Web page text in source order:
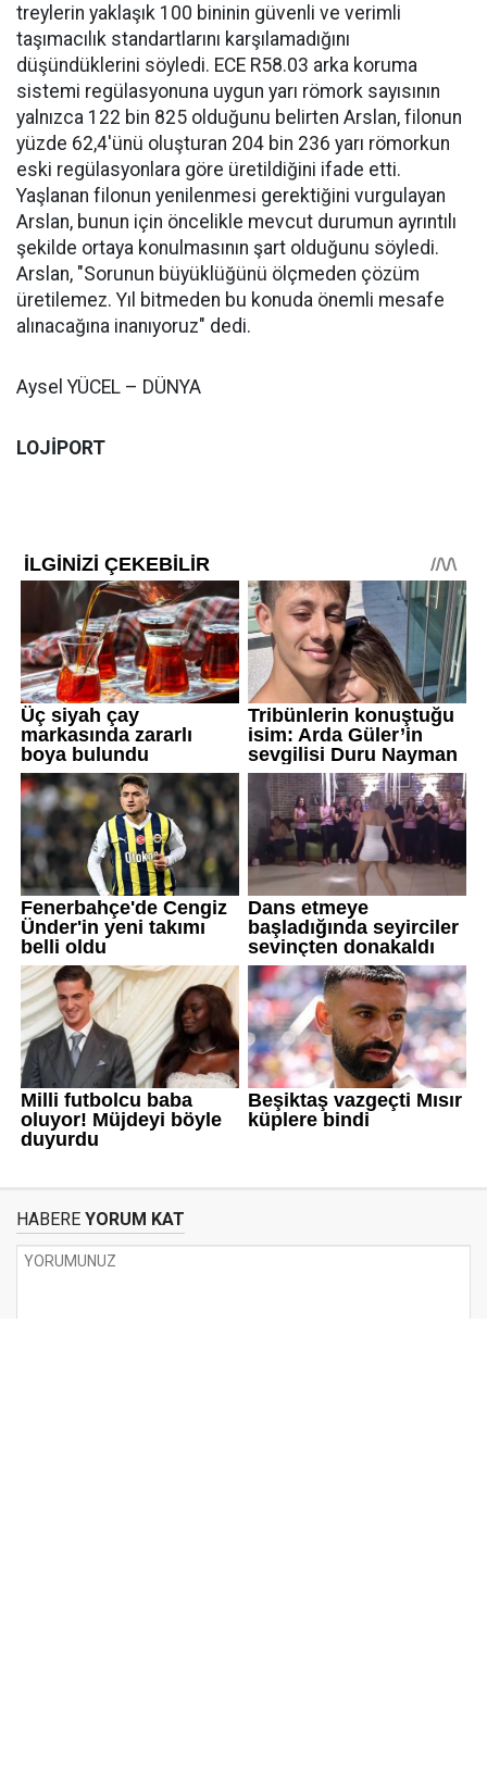
treylerin yaklaşık 100 bininin güvenli ve verimli
taşımacılık standartlarını karşılamadığını
düşündüklerini söyledi. ECE R58.03 arka koruma
sistemi regülasyonuna uygun yarı römork sayısının
yalnızca 122 bin 825 olduğunu belirten Arslan, filonun
yüzde 62,4'ünü oluşturan 204 bin 236 yarı römorkun
eski regülasyonlara göre üretildiğini ifade etti.
Yaşlanan filonun yenilenmesi gerektiğini vurgulayan
Arslan, bunun için öncelikle mevcut durumun ayrıntılı
şekilde ortaya konulmasının şart olduğunu söyledi.
Arslan, "Sorunun büyüklüğünü ölçmeden çözüm
üretilemez. Yıl bitmeden bu konuda önemli mesafe
alınacağına inanıyoruz" dedi.
Aysel YÜCEL – DÜNYA
LOJİPORT
HABERE YORUM KAT